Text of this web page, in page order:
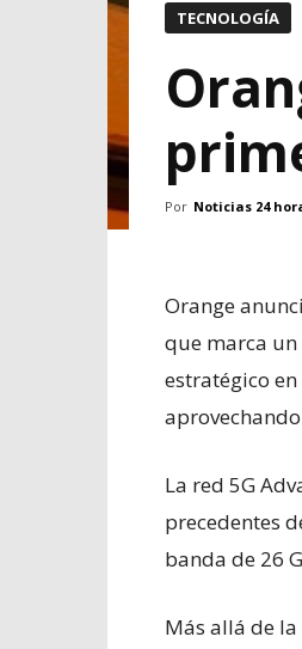
TECNOLOGÍA
Por Noticias 24
Orange
que marca
estratégico
La red 5G
precedentes
banda de 26
Más allá de